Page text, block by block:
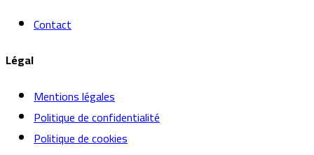
Contact
Légal
Mentions légales
Politique de confidentialité
Politique de cookies